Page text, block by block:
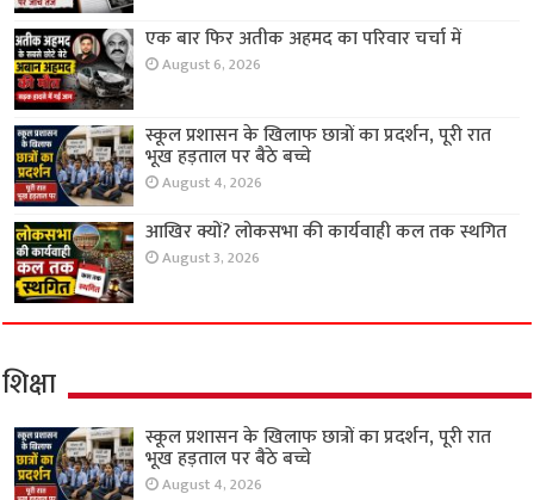
एक बार फिर अतीक अहमद का परिवार चर्चा में
August 6, 2026
स्कूल प्रशासन के खिलाफ छात्रों का प्रदर्शन, पूरी रात
भूख हड़ताल पर बैठे बच्चे
August 4, 2026
आखिर क्यों? लोकसभा की कार्यवाही कल तक स्थगित
August 3, 2026
शिक्षा
स्कूल प्रशासन के खिलाफ छात्रों का प्रदर्शन, पूरी रात
भूख हड़ताल पर बैठे बच्चे
August 4, 2026